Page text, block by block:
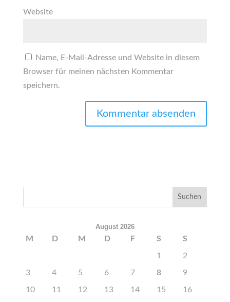
Website
Name, E-Mail-Adresse und Website in diesem
Browser für meinen nächsten Kommentar
speichern.
August 2026
M D M D F S S
1 2
3 4 5 6 7 8 9
10 11 12 13 14 15 16